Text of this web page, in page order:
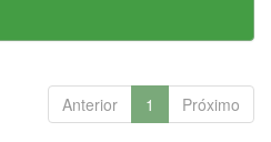
Anterior 1 Próximo